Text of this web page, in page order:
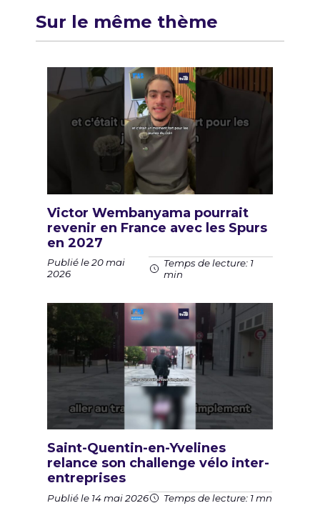
Sur le même thème
Victor Wembanyama pourrait
revenir en France avec les Spurs
en 2027
Publié le 20 mai
2026
Temps de lecture: 1
min
Saint-Quentin-en-Yvelines
relance son challenge vélo inter-
entreprises
Publié le 14 mai 2026 Temps de lecture: 1 mn